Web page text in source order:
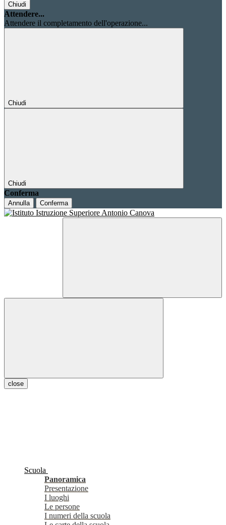
Chiudi
Attendere...
Attendere il completamento dell'operazione...
Chiudi
Chiudi
Conferma
Annulla Conferma
close
Scuola
Panoramica
Presentazione
I luoghi
Le persone
I numeri della scuola